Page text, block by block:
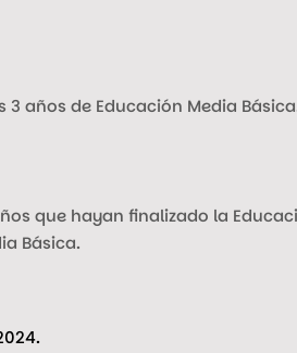
años de Educación Media
que hayan finalizado la
Básica.